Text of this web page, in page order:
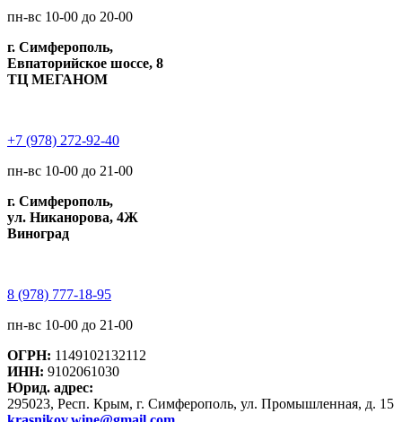
пн-вс 10-00 до 20-00
г. Симферополь,
Евпаторийское шоссе, 8
ТЦ МЕГАНОМ
+7 (978) 272-92-40
пн-вс 10-00 до 21-00
г. Симферополь,
ул. Никанорова, 4Ж
Виноград
8 (978) 777-18-95
пн-вс 10-00 до 21-00
ОГРН: 1149102132112
ИНН: 9102061030
Юрид. адрес:
295023, Респ. Крым, г. Симферополь, ул. Промышленная, д. 15